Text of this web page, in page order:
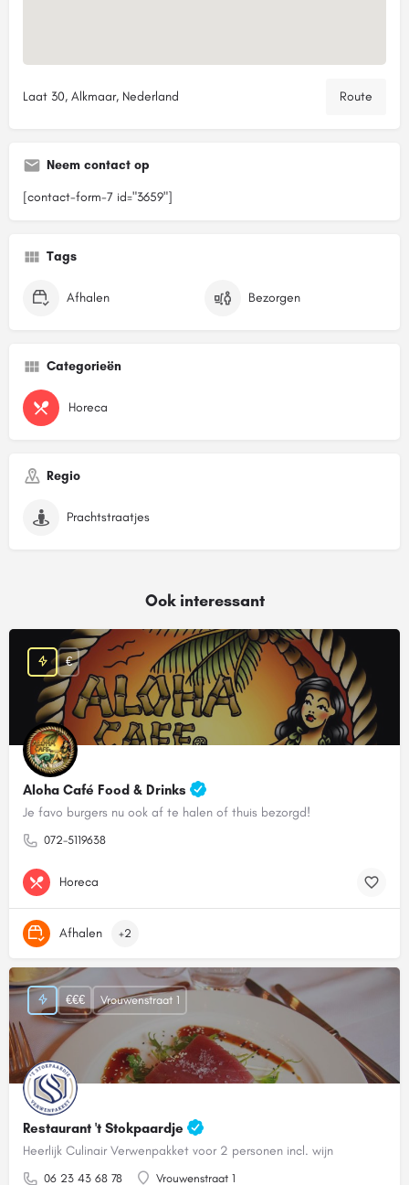
Laat 30, Alkmaar, Nederland Route
Neem contact op
[contact-form-7 id="3659"]
Tags
Afhalen Bezorgen
Categorieën
Horeca
Regio
Prachtstraatjes
Ook interessant
Aloha Café Food & Drinks
Je favo burgers nu ook af te halen of thuis bezorgd!
072-5119638
€
Horeca
Afhalen +2
Restaurant 't Stokpaardje
Heerlijk Culinair Verwenpakket voor 2 personen incl. wijn
06 23 43 68 78 Vrouwenstraat 1
€€€ Vrouwenstraat 1